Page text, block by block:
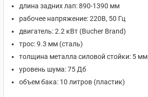
длина задних лап: 890-1390 мм
рабочее напряжение: 220В, 50 Гц
двигатель: 2.2 кВт (Bucher Brand)
трос: 9.3 мм (сталь)
толщина металла силовой стойки: 5 мм
уровень шума: 75 Дб
объем бака: 10 литров (пластик)